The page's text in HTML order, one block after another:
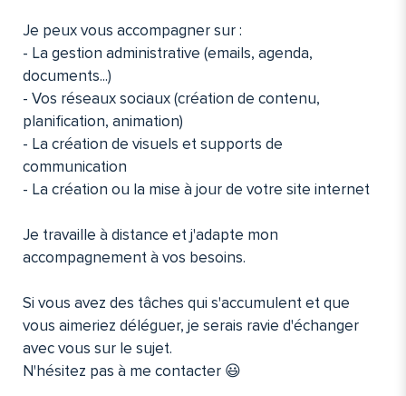
Je peux vous accompagner sur :
- La gestion administrative (emails, agenda,
documents...)
- Vos réseaux sociaux (création de contenu,
planification, animation)
- La création de visuels et supports de
communication
- La création ou la mise à jour de votre site internet
Je travaille à distance et j'adapte mon
accompagnement à vos besoins.
Si vous avez des tâches qui s'accumulent et que
vous aimeriez déléguer, je serais ravie d'échanger
avec vous sur le sujet.
N'hésitez pas à me contacter 😃